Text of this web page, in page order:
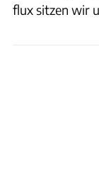
flux sitzen wir